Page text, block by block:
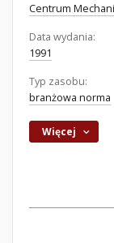
Centrum
Data wydania:
1991
Typ zasobu:
branżowa norma
Więcej